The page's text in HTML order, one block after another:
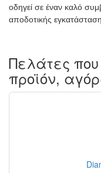
οδηγεί σε έναν καλό
αποδοτικής
Πελάτες
προϊόν,